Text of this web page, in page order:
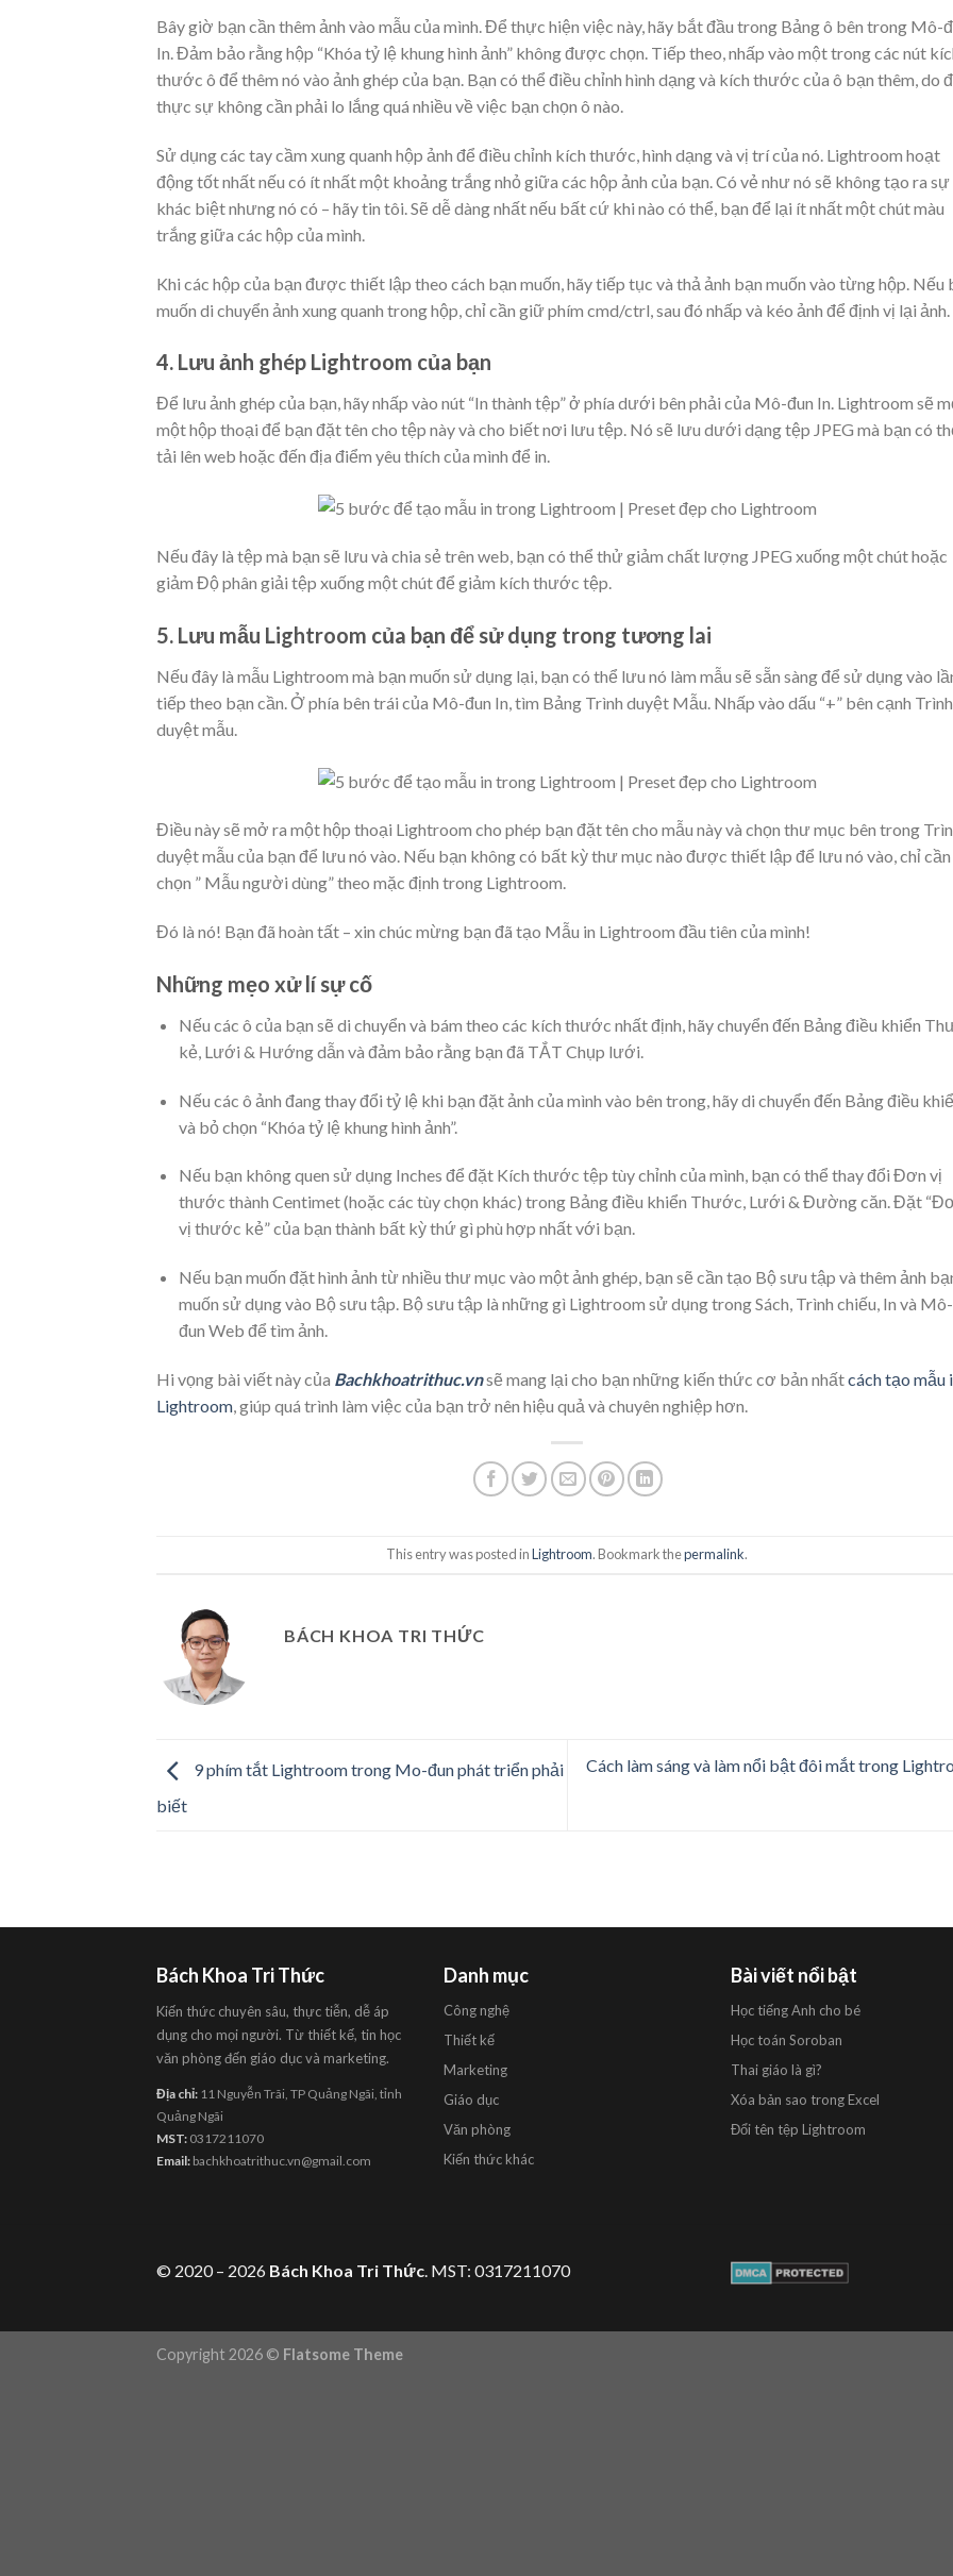
Bây giờ bạn cần thêm ảnh vào mẫu của mình. Để thực hiện việc này, hãy bắt đầu trong Bảng ô bên trong Mô-
In. Đảm bảo rằng hộp “Khóa tỷ lệ khung hình ảnh” không được chọn. Tiếp theo, nhấp vào một trong các nút
thước ô để thêm nó vào ảnh ghép của bạn. Bạn có thể điều chỉnh hình dạng và kích thước của ô bạn thêm, do
thực sự không cần phải lo lắng quá nhiều về việc bạn chọn ô nào.
Sử dụng các tay cầm xung quanh hộp ảnh để điều chỉnh kích thước, hình dạng và vị trí của nó. Lightroom hoạt
động tốt nhất nếu có ít nhất một khoảng trắng nhỏ giữa các hộp ảnh của bạn. Có vẻ như nó sẽ không tạo ra sự
khác biệt nhưng nó có – hãy tin tôi. Sẽ dễ dàng nhất nếu bất cứ khi nào có thể, bạn để lại ít nhất một chút màu
trắng giữa các hộp của mình.
Khi các hộp của bạn được thiết lập theo cách bạn muốn, hãy tiếp tục và thả ảnh bạn muốn vào từng hộp. Nếu
muốn di chuyển ảnh xung quanh trong hộp, chỉ cần giữ phím cmd/ctrl, sau đó nhấp và kéo ảnh để định vị lại ảnh.
4. Lưu ảnh ghép Lightroom của bạn
Để lưu ảnh ghép của bạn, hãy nhấp vào nút “In thành tệp” ở phía dưới bên phải của Mô-đun In. Lightroom sẽ
một hộp thoại để bạn đặt tên cho tệp này và cho biết nơi lưu tệp. Nó sẽ lưu dưới dạng tệp JPEG mà bạn có
tải lên web hoặc đến địa điểm yêu thích của mình để in.
Nếu đây là tệp mà bạn sẽ lưu và chia sẻ trên web, bạn có thể thử giảm chất lượng JPEG xuống một chút hoặc
giảm Độ phân giải tệp xuống một chút để giảm kích thước tệp.
5. Lưu mẫu Lightroom của bạn để sử dụng trong tương lai
Nếu đây là mẫu Lightroom mà bạn muốn sử dụng lại, bạn có thể lưu nó làm mẫu sẽ sẵn sàng để sử dụng vào
tiếp theo bạn cần. Ở phía bên trái của Mô-đun In, tìm Bảng Trình duyệt Mẫu. Nhấp vào dấu “+” bên cạnh Trình
duyệt mẫu.
Điều này sẽ mở ra một hộp thoại Lightroom cho phép bạn đặt tên cho mẫu này và chọn thư mục bên trong
duyệt mẫu của bạn để lưu nó vào. Nếu bạn không có bất kỳ thư mục nào được thiết lập để lưu nó vào, chỉ cần
chọn ” Mẫu người dùng” theo mặc định trong Lightroom.
Đó là nó! Bạn đã hoàn tất – xin chúc mừng bạn đã tạo Mẫu in Lightroom đầu tiên của mình!
Những mẹo xử lí sự cố
Nếu các ô của bạn sẽ di chuyển và bám theo các kích thước nhất định, hãy chuyển đến Bảng điều khiển
kẻ, Lưới & Hướng dẫn và đảm bảo rằng bạn đã TẮT Chụp lưới.
Nếu các ô ảnh đang thay đổi tỷ lệ khi bạn đặt ảnh của mình vào bên trong, hãy di chuyển đến Bảng điều
và bỏ chọn “Khóa tỷ lệ khung hình ảnh”.
Nếu bạn không quen sử dụng Inches để đặt Kích thước tệp tùy chỉnh của mình, bạn có thể thay đổi Đơn vị
thước thành Centimet (hoặc các tùy chọn khác) trong Bảng điều khiển Thước, Lưới & Đường căn. Đặt
vị thước kẻ” của bạn thành bất kỳ thứ gì phù hợp nhất với bạn.
Nếu bạn muốn đặt hình ảnh từ nhiều thư mục vào một ảnh ghép, bạn sẽ cần tạo Bộ sưu tập và thêm ảnh
muốn sử dụng vào Bộ sưu tập. Bộ sưu tập là những gì Lightroom sử dụng trong Sách, Trình chiếu, In và Mô-
đun Web để tìm ảnh.
Hi vọng bài viết này của Bachkhoatrithuc.vnsẽ mang lại cho bạn những kiến thức cơ bản nhấtcách tạo mẫu
Lightroom, giúp quá trình làm việc của bạn trở nên hiệu quả và chuyên nghiệp hơn.
This entry was posted inLightroom. Bookmark thepermalink.
BÁCH KHOA TRI THỨC
9 phím tắt Lightroom trong Mo-đun phát triển phải
biết
Cách làm sáng và làm nổi bật đôi mắt trong
Bách Khoa Tri Thức
Kiến thức chuyên sâu, thực tiễn, dễ áp
dụng cho mọi người. Từ thiết kế, tin học
văn phòng đến giáo dục và marketing.
Địa chỉ: 11 Nguyễn Trãi, TP Quảng Ngãi, tỉnh
Quảng Ngãi
MST: 0317211070
Email: bachkhoatrithuc.vn@gmail.com
Danh mục
Công nghệ
Thiết kế
Marketing
Giáo dục
Văn phòng
Kiến thức khác
Bài viết nổi bật
Học tiếng Anh cho bé
Học toán Soroban
Thai giáo là gì?
Xóa bản sao trong Excel
Đổi tên tệp Lightroom
© 2020 – 2026 Bách Khoa Tri Thức. MST: 0317211070
Copyright 2026 © Flatsome Theme